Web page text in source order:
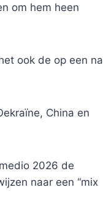
om hem heen
ook de op een na
China en
2026 de
naar een “mix